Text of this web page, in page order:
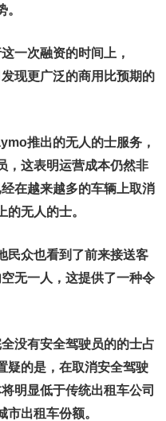
一次融资的时间上，
现更广泛的商用比预期的
推出的无人的士服务，
，这表明运营成本仍然非
在越来越多的车辆上取消
无人的士。
民众也看到了前来接送客
无一人，这提供了一种令
没有安全驾驶员的的士占
疑的是，在取消安全驾驶
明显低于传统出租车公司
出租车份额。